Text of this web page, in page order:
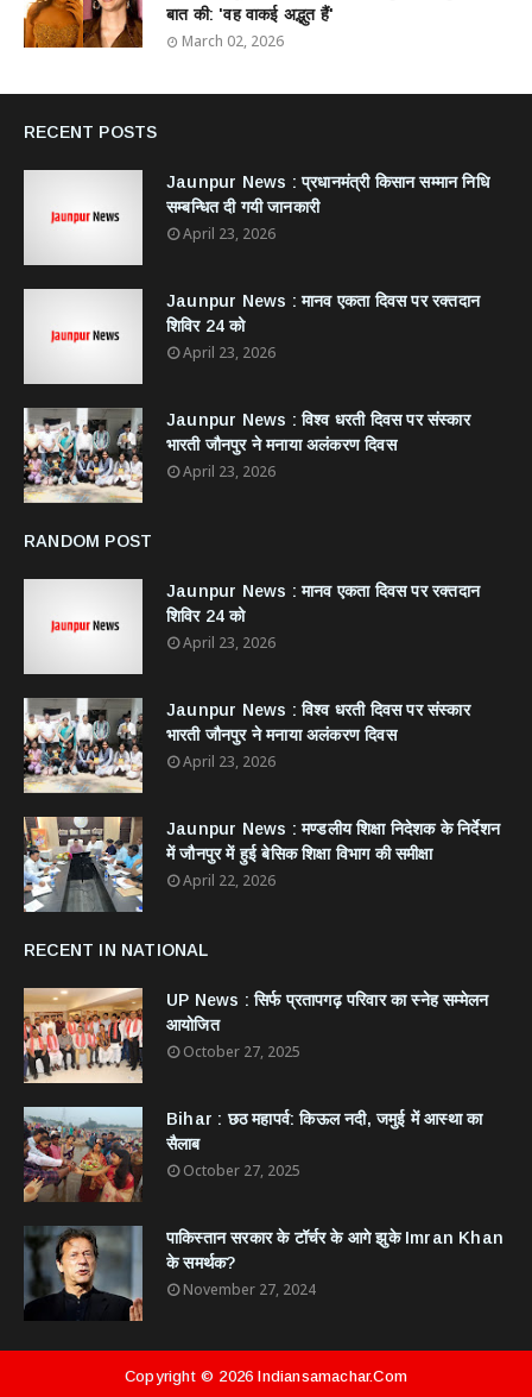
बात की: 'वह वाकई अद्भुत हैं'
March 02, 2026
RECENT POSTS
Jaunpur News : ​प्रधानमंत्री किसान सम्मान निधि
सम्बन्धित दी गयी जानकारी
April 23, 2026
Jaunpur News : ​मानव एकता दिवस पर रक्तदान
शिविर 24 को
April 23, 2026
Jaunpur News : विश्व धरती दिवस पर संस्कार
भारती जौनपुर ने मनाया अलंकरण दिवस
April 23, 2026
RANDOM POST
Jaunpur News : ​मानव एकता दिवस पर रक्तदान
शिविर 24 को
April 23, 2026
Jaunpur News : विश्व धरती दिवस पर संस्कार
भारती जौनपुर ने मनाया अलंकरण दिवस
April 23, 2026
Jaunpur News : ​मण्डलीय शिक्षा निदेशक के निर्देशन
में जौनपुर में हुई बेसिक शिक्षा विभाग की समीक्षा
April 22, 2026
RECENT IN NATIONAL
UP News : सिर्फ प्रतापगढ़ परिवार का स्नेह सम्मेलन
आयोजित
October 27, 2025
Bihar : छठ महापर्व: किऊल नदी, जमुई में आस्था का
सैलाब
October 27, 2025
​पाकिस्तान सरकार के टॉर्चर के आगे झुके Imran Khan
के समर्थक?
November 27, 2024
Copyright © 2026Indiansamachar.com